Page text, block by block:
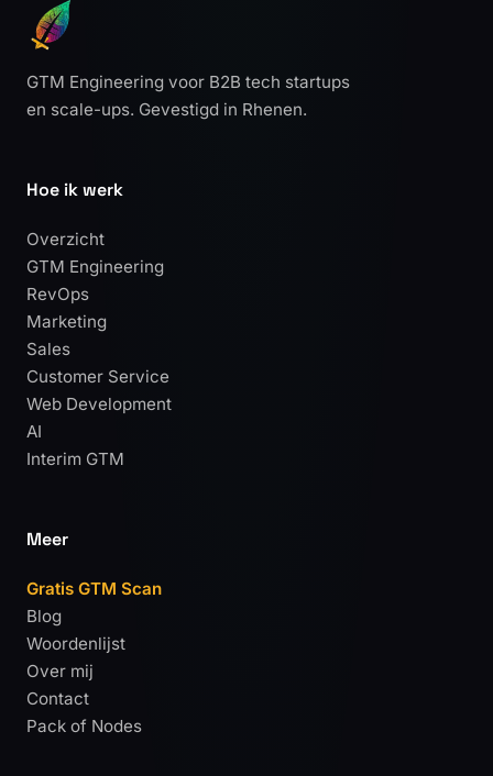
GTM Engineering voor B2B tech startups
en scale-ups. Gevestigd in Rhenen.
Hoe ik werk
Overzicht
GTM Engineering
RevOps
Marketing
Sales
Customer Service
Web Development
AI
Interim GTM
Meer
Gratis GTM Scan
Blog
Woordenlijst
Over mij
Contact
Pack of Nodes